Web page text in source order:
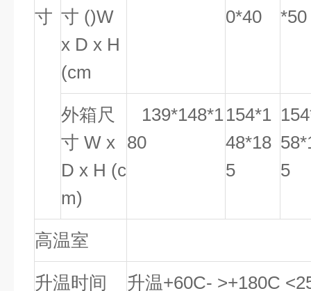
寸 寸 ()W
x D x H
(cm
0*40
*50
外箱尺
寸 W x
D x H (c
m)
139*148*1
80
154*1
48*18
5
5
高温室
升温时间 升温+60C- >+180C